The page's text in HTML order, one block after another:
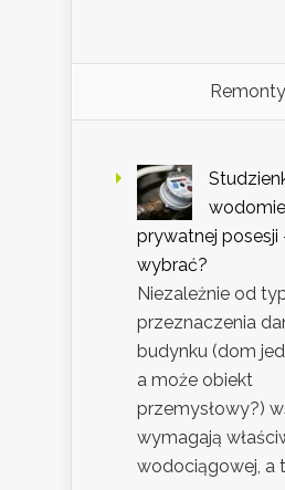
Remonty
prywatnej posesji
wybrać?
Niezależnie od
przeznaczenia
budynku (dom
a może obiekt
przemysłowy?)
wymagają
wodociągowej, a